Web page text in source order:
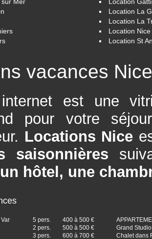
sur Mer
Location
Location La
Location La
Location Nice
Location St
vacances Nice
est une
pour votre
Locations Nice
saisonnières
hôtel, une
5 pers. 400 à 500 €
2 pers. 500 à 500 €
Grand
3 pers. 600 à 700 €
Chalet dans